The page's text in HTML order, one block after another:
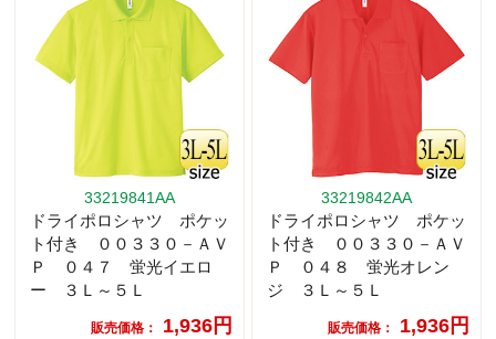
33219841AA
ドライポロシャツ ポケッ
ト付き ００３３０－ＡＶ
Ｐ ０４７ 蛍光イエロ
ー ３Ｌ～５Ｌ
販売価格： 1,936円
33219842AA
ドライポロシャツ ポケッ
ト付き ００３３０－ＡＶ
Ｐ ０４８ 蛍光オレン
ジ ３Ｌ～５Ｌ
販売価格： 1,936円